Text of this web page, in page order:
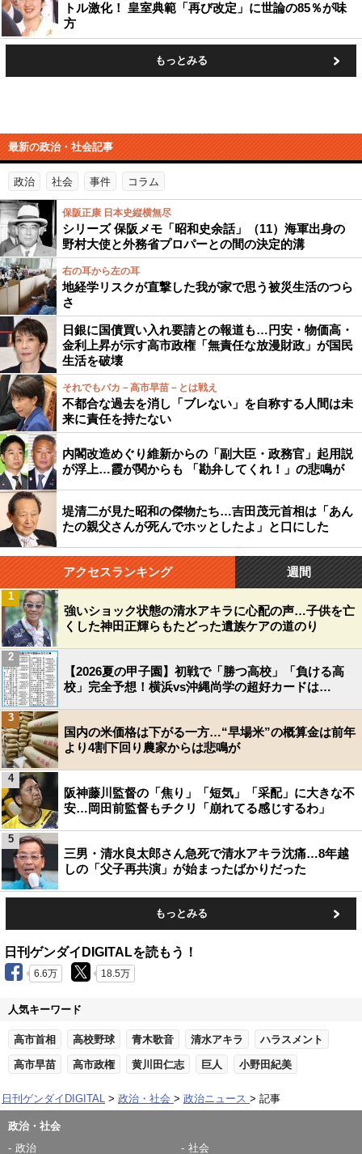
トル激化！ 皇室典範「再び改定」に世論の85％が味
方
もっとみる
最新の政治・社会記事
政治 社会 事件 コラム
保阪正康 日本史縦横無尽
シリーズ 保阪メモ「昭和史余話」（11）海軍出身の
野村大使と外務省プロパーとの間の決定的溝
右の耳から左の耳
地経学リスクが直撃した我が家で思う被災生活のつら
さ
日銀に国債買い入れ要請との報道も…円安・物価高・
金利上昇が示す高市政権「無責任な放漫財政」が国民
生活を破壊
それでもバカ－高市早苗－とは戦え
不都合な過去を消し「ブレない」を自称する人間は未
来に責任を持たない
内閣改造めぐり維新からの「副大臣・政務官」起用説
が浮上…霞が関からも 「勘弁してくれ！」の悲鳴が
堤清二が見た昭和の傑物たち…吉田茂元首相は「あん
たの親父さんが死んでホッとしたよ」と口にした
アクセスランキング 週間
強いショック状態の清水アキラに心配の声…子供を亡
くした神田正輝らもたどった遺族ケアの道のり
1
【2026夏の甲子園】初戦で「勝つ高校」「負ける高
校」完全予想！横浜vs沖縄尚学の超好カードは…
2
国内の米価格は下がる一方…“早場米”の概算金は前年
より4割下回り農家からは悲鳴が
3
阪神藤川監督の「焦り」「短気」「采配」に大きな不
安…岡田前監督もチクリ「崩れてる感じするわ」
4
三男・清水良太郎さん急死で清水アキラ沈痛…8年越
しの「父子再共演」が始まったばかりだった
5
もっとみる
日刊ゲンダイDIGITALを読もう！
6.6万 18.5万
人気キーワード
高市首相 高校野球 青木歌音 清水アキラ ハラスメント
高市早苗 高市政権 黄川田仁志 巨人 小野田紀美
日刊ゲンダイDIGITAL 政治・社会 政治ニュース 記事
政治・社会
政治
社会